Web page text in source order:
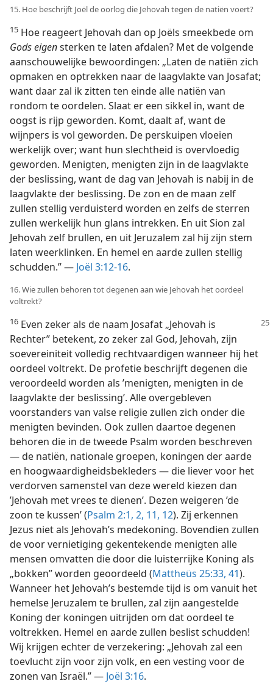
15. Hoe beschrijft Joël de oorlog die Jehovah tegen de natiën voert?
15 Hoe reageert Jehovah dan op Joëls smeekbede om
Gods eigensterken te laten afdalen? Met de volgende
aanschouwelijke bewoordingen: „Laten de natiën zich
opmaken en optrekken naar de laagvlakte van Josafat;
want daar zal ik zitten ten einde alle natiën van
rondom te oordelen. Slaat er een sikkel in, want de
oogst is rijp geworden. Komt, daalt af, want de
wijnpers is vol geworden. De perskuipen vloeien
werkelijk over; want hun slechtheid is overvloedig
geworden. Menigten, menigten zijn in de laagvlakte
der beslissing, want de dag van Jehovah is nabij in de
laagvlakte der beslissing. De zon en de maan zelf
zullen stellig verduisterd worden en zelfs de sterren
zullen werkelijk hun glans intrekken. En uit Sion zal
Jehovah zelf brullen, en uit Jeruzalem zal hij zijn stem
laten weerklinken. En hemel en aarde zullen stellig
schudden.” — Joël 3:12-16.
16. Wie zullen behoren tot degenen aan wie Jehovah het oordeel
voltrekt?
16 Even zeker als de naam Josafat „Jehovah is
Rechter” betekent, zo zeker zal God, Jehovah, zijn
soevereiniteit volledig rechtvaardigen wanneer hij het
oordeel voltrekt. De profetie beschrijft degenen die
veroordeeld worden als ’menigten, menigten in de
laagvlakte der beslissing’. Alle overgebleven
voorstanders van valse religie zullen zich onder die
menigten bevinden. Ook zullen daartoe degenen
behoren die in de tweede Psalm worden beschreven
— de natiën, nationale groepen, koningen der aarde
en hoogwaardigheidsbekleders — die liever voor het
verdorven samenstel van deze wereld kiezen dan
’Jehovah met vrees te dienen’. Dezen weigeren ’de
zoon te kussen’ (Psalm 2:1, 2, 11, 12). Zij erkennen
Jezus niet als Jehovah’s medekoning. Bovendien zullen
de voor vernietiging gekentekende menigten alle
mensen omvatten die door die luisterrijke Koning als
„bokken” worden geoordeeld (Mattheüs 25:33, 41).
Wanneer het Jehovah’s bestemde tijd is om vanuit het
hemelse Jeruzalem te brullen, zal zijn aangestelde
Koning der koningen uitrijden om dat oordeel te
voltrekken. Hemel en aarde zullen beslist schudden!
Wij krijgen echter de verzekering: „Jehovah zal een
toevlucht zijn voor zijn volk, en een vesting voor de
zonen van Israël.” — Joël 3:16.